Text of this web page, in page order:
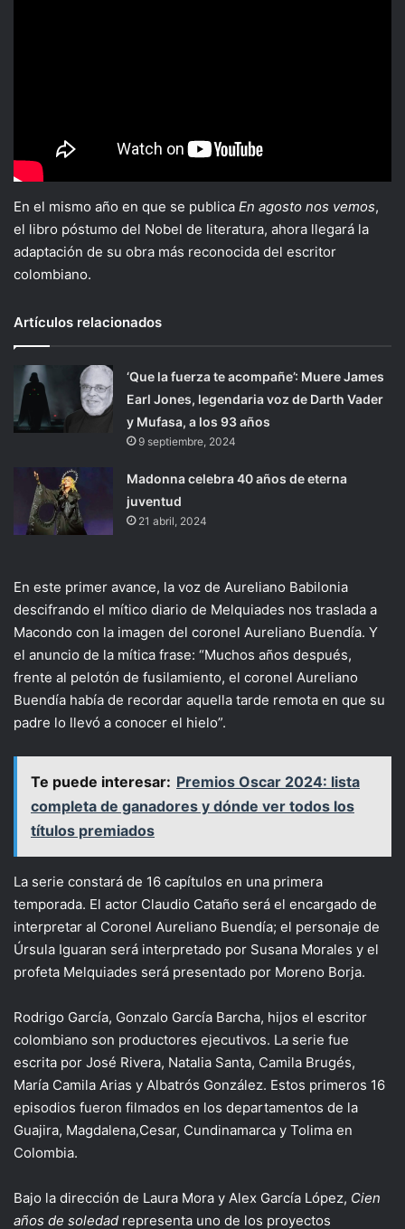
En el mismo año en que se publica En agosto nos vemos,
el libro póstumo del Nobel de literatura, ahora llegará la
adaptación de su obra más reconocida del escritor
colombiano.
Artículos relacionados
‘Que la fuerza te acompañe’: Muere James
Earl Jones, legendaria voz de Darth Vader
y Mufasa, a los 93 años
9 septiembre, 2024
Madonna celebra 40 años de eterna
juventud
21 abril, 2024
En este primer avance, la voz de Aureliano Babilonia
descifrando el mítico diario de Melquiades nos traslada a
Macondo con la imagen del coronel Aureliano Buendía. Y
el anuncio de la mítica frase: “Muchos años después,
frente al pelotón de fusilamiento, el coronel Aureliano
Buendía había de recordar aquella tarde remota en que su
padre lo llevó a conocer el hielo”.
Te puede interesar: Premios Oscar 2024: lista
completa de ganadores y dónde ver todos los
títulos premiados
La serie constará de 16 capítulos en una primera
temporada. El actor Claudio Cataño será el encargado de
interpretar al Coronel Aureliano Buendía; el personaje de
Úrsula Iguaran será interpretado por Susana Morales y el
profeta Melquiades será presentado por Moreno Borja.
Rodrigo García, Gonzalo García Barcha, hijos el escritor
colombiano son productores ejecutivos. La serie fue
escrita por José Rivera, Natalia Santa, Camila Brugés,
María Camila Arias y Albatrós González. Estos primeros 16
episodios fueron filmados en los departamentos de la
Guajira, Magdalena,Cesar, Cundinamarca y Tolima en
Colombia.
Bajo la dirección de Laura Mora y Alex García López, Cien
años de soledad representa uno de los proyectos